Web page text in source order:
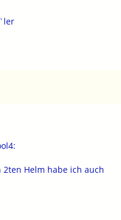
Helm habe ich auch